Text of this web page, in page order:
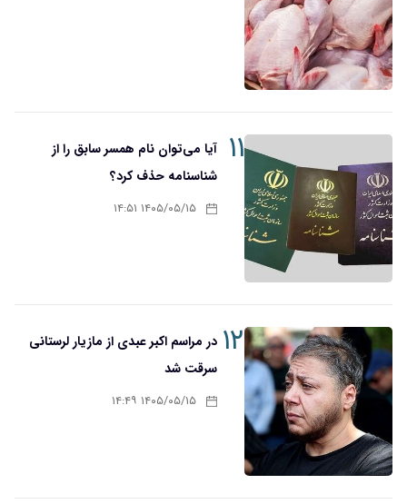
۱۱
آیا می‌توان نام همسر سابق را از
شناسنامه حذف کرد؟
۱۴۰۵/۰۵/۱۵ ۱۴:۵۱
۱۲ در مراسم اکبر عبدی از مازیار لرستانی
سرقت شد
۱۴۰۵/۰۵/۱۵ ۱۴:۴۹